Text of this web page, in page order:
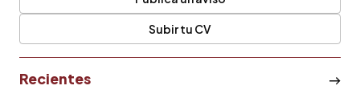
Subir tu CV
Recientes